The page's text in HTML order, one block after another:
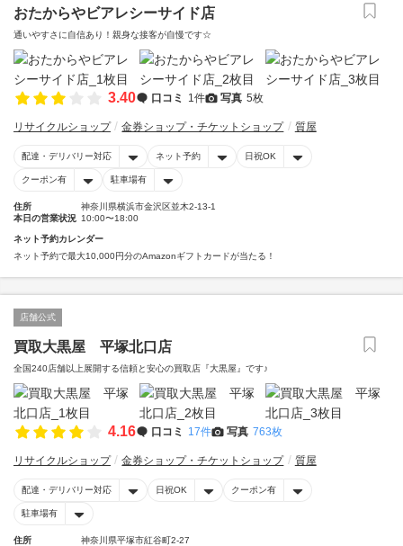
おたからやビアレシーサイド店
通いやすさに自信あり！親身な接客が自慢です☆
3.40 口コミ 1件 写真 5枚
リサイクルショップ 金券ショップ・チケットショップ 質屋
配達・デリバリー対応 ネット予約 日祝OK
クーポン有 駐車場有
住所
神奈川県横浜市金沢区並木2-13-1
本日の営業状況 10:00〜18:00
ネット予約カレンダー
ネット予約で最大10,000円分のAmazonギフトカードが当たる！
店舗公式
買取大黒屋 平塚北口店
全国240店舗以上展開する信頼と安心の買取店『大黒屋』です♪
4.16 口コミ 17件 写真 763枚
リサイクルショップ 金券ショップ・チケットショップ 質屋
配達・デリバリー対応 日祝OK クーポン有
駐車場有
住所
神奈川県平塚市紅谷町2-27